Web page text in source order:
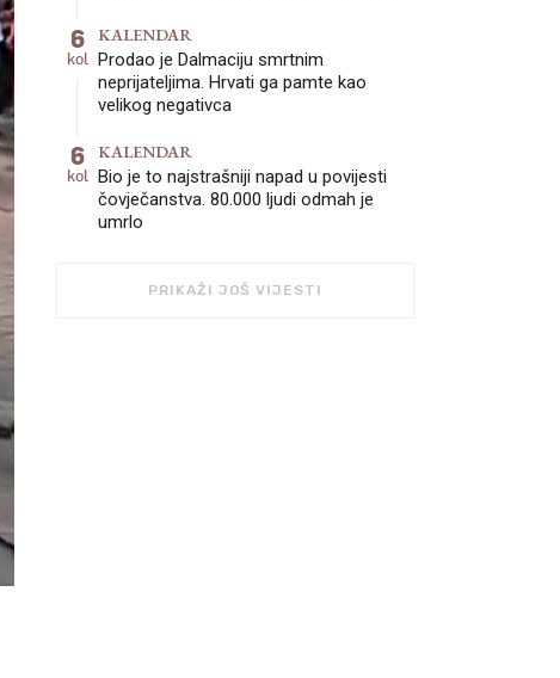
6
kol
KALENDAR
Prodao je Dalmaciju smrtnim
neprijateljima. Hrvati ga pamte kao
velikog negativca
6
kol
KALENDAR
Bio je to najstrašniji napad u povijesti
čovječanstva. 80.000 ljudi odmah je
umrlo
PRIKAŽI JOŠ VIJESTI